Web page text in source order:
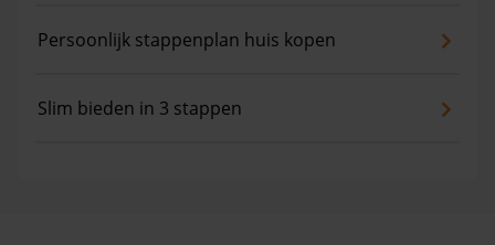
Persoonlijk stappenplan huis kopen
Slim bieden in 3 stappen